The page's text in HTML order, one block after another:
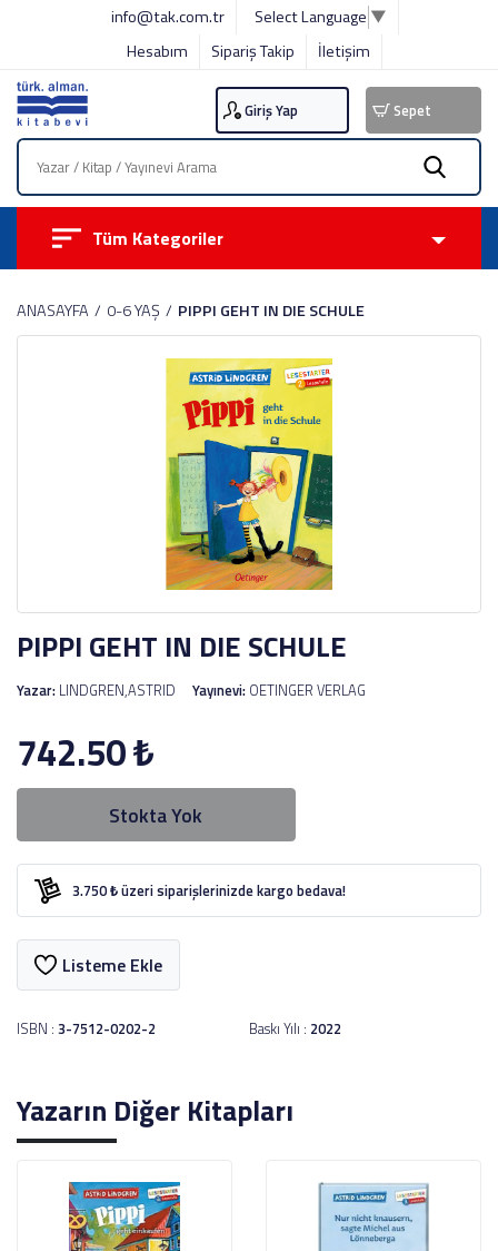
info@tak.com.tr Select Language ▼
Hesabım
Sipariş Takip İletişim
Giriş Yap Sepet
Tüm Kategoriler
ANASAYFA 0-6 YAŞ PIPPI GEHT IN DIE SCHULE
PIPPI GEHT IN DIE SCHULE
Yazar: LINDGREN,ASTRID Yayınevi: OETINGER VERLAG
742.50₺
Stokta Yok
3.750 ₺ üzeri siparişlerinizde kargo bedava!
Listeme Ekle
ISBN : 3-7512-0202-2 Baskı Yılı : 2022
Yazarın Diğer Kitapları